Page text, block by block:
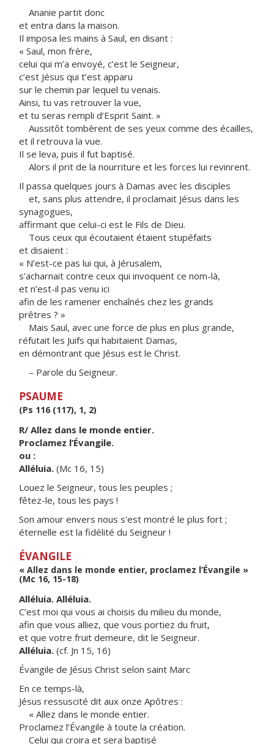
Ananie partit donc
et entra dans la maison.
Il imposa les mains à Saul, en disant :
« Saul, mon frère,
celui qui m’a envoyé, c’est le Seigneur,
c’est Jésus qui t’est apparu
sur le chemin par lequel tu venais.
Ainsi, tu vas retrouver la vue,
et tu seras rempli d’Esprit Saint. »
Aussitôt tombèrent de ses yeux comme des écailles,
et il retrouva la vue.
Il se leva, puis il fut baptisé.
Alors il prit de la nourriture et les forces lui revinrent.
Il passa quelques jours à Damas avec les disciples
et, sans plus attendre, il proclamait Jésus dans les
synagogues,
affirmant que celui-ci est le Fils de Dieu.
Tous ceux qui écoutaient étaient stupéfaits
et disaient :
« N’est-ce pas lui qui, à Jérusalem,
s’acharnait contre ceux qui invoquent ce nom-là,
et n’est-il pas venu ici
afin de les ramener enchaînés chez les grands
prêtres ? »
Mais Saul, avec une force de plus en plus grande,
réfutait les Juifs qui habitaient Damas,
en démontrant que Jésus est le Christ.
– Parole du Seigneur.
PSAUME
(Ps 116 (117), 1, 2)
R/ Allez dans le monde entier.
Proclamez l’Évangile.
ou :
Alléluia. (Mc 16, 15)
Louez le Seigneur, tous les peuples ;
fêtez-le, tous les pays !
Son amour envers nous s'est montré le plus fort ;
éternelle est la fidélité du Seigneur !
ÉVANGILE
« Allez dans le monde entier, proclamez l’Évangile »
(Mc 16, 15-18)
Alléluia. Alléluia.
C’est moi qui vous ai choisis du milieu du monde,
afin que vous alliez, que vous portiez du fruit,
et que votre fruit demeure, dit le Seigneur.
Alléluia. (cf. Jn 15, 16)
Évangile de Jésus Christ selon saint Marc
En ce temps-là,
Jésus ressuscité dit aux onze Apôtres :
« Allez dans le monde entier.
Proclamez l’Évangile à toute la création.
Celui qui croira et sera baptisé